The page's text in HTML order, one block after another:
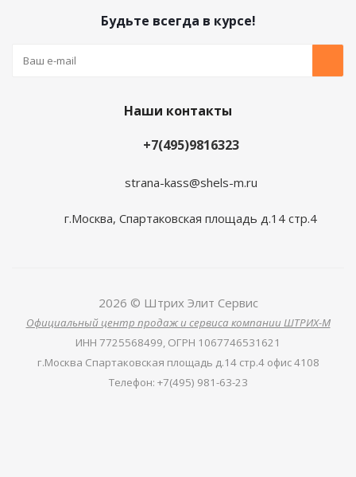
Будьте всегда в курсе!
Наши контакты
+7(495)9816323
strana-kass@shels-m.ru
г.Москва, Спартаковская площадь д.14 стр.4
2026 © Штрих Элит Сервис
Официальный центр продаж и сервиса компании ШТРИХ-М
ИНН 7725568499, ОГРН 1067746531621
г.Москва Спартаковская площадь д.14 стр.4 офис 4108
Телефон: +7(495) 981-63-23